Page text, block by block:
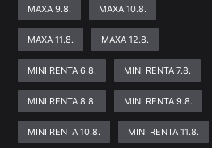
MAXA 9.8. MAXA 10.8.
MAXA 11.8. MAXA 12.8.
MINI RENTA 6.8. MINI RENTA 7.8.
MINI RENTA 8.8. MINI RENTA 9.8.
MINI RENTA 10.8. MINI RENTA 11.8.